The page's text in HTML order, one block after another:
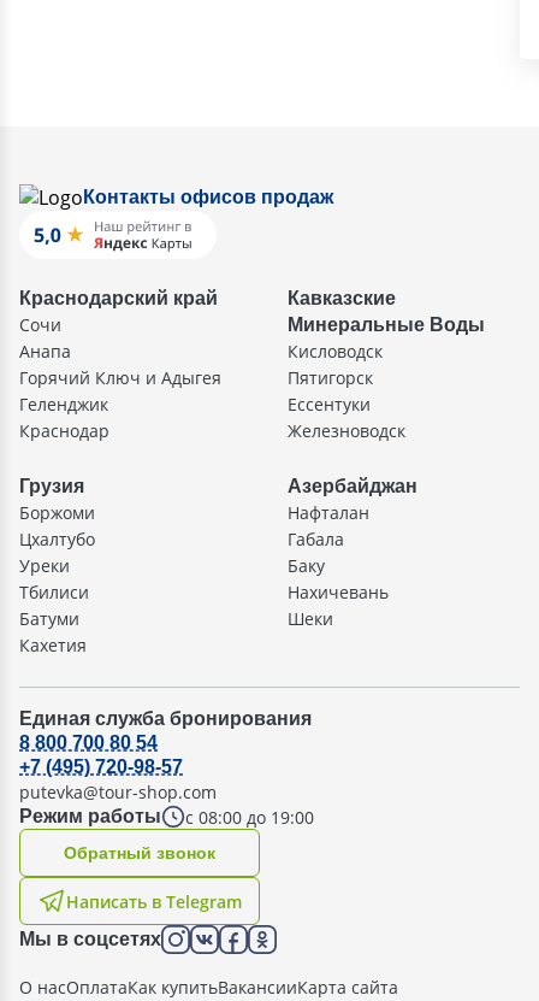
Контакты офисов продаж
Краснодарский край
Сочи
Анапа
Горячий Ключ и Адыгея
Геленджик
Краснодар
Кавказские
Минеральные Воды
Кисловодск
Пятигорск
Ессентуки
Железноводск
Грузия
Боржоми
Цхалтубо
Уреки
Тбилиси
Батуми
Кахетия
Азербайджан
Нафталан
Габала
Баку
Нахичевань
Шеки
Единая служба бронирования
Режим работы с 08:00 до 19:00
8 800 700 80 54
+7 (495) 720-98-57
putevka@tour-shop.com
Написать в Telegram
Oбратный звонок
Мы в соцсетях
О насОплатаКак купитьВакансииКарта сайта